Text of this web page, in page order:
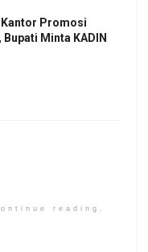
Promosi
Minta KADIN
reading.